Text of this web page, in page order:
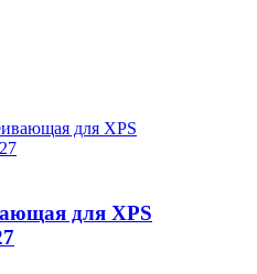
для XPS